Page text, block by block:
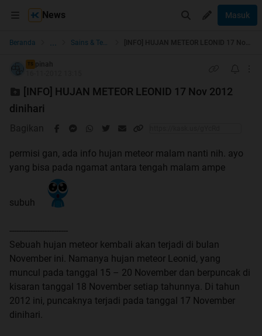
News Masuk
Beranda ... Sains & Teknologi
TS pinah
[INFO] HUJAN METEOR LEONID 17 Nov 2012
dinihari
Bagikan
permisi gan, ada info hujan meteor malam nanti nih. ayo
yang bisa pada ngamat antara tengah malam ampe
subuh
-------------------------
Sebuah hujan meteor kembali akan terjadi di bulan
November ini. Namanya hujan meteor Leonid, yang
muncul pada tanggal 15 – 20 November dan berpuncak di
kisaran tanggal 18 November setiap tahunnya. Di tahun
2012 ini, puncaknya terjadi pada tanggal 17 November
dinihari.